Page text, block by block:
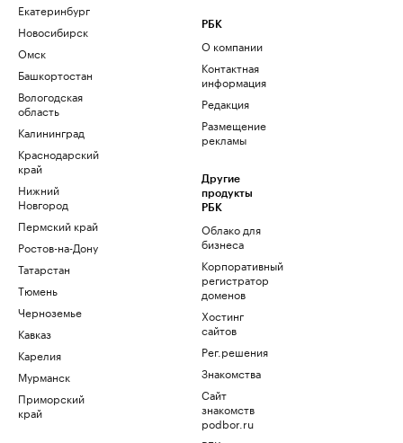
Екатеринбург
Новосибирск
Омск
Башкортостан
Вологодская
область
Калининград
Краснодарский
край
Нижний
Новгород
Пермский край
Ростов-на-Дону
Татарстан
Тюмень
Черноземье
Кавказ
Карелия
Мурманск
Приморский
край
РБК
О компании
Контактная
информация
Редакция
Размещение
рекламы
Другие
продукты
РБК
Облако для
бизнеса
Корпоративный
регистратор
доменов
Хостинг
сайтов
Рег.решения
Знакомства
Сайт
знакомств
podbor.ru